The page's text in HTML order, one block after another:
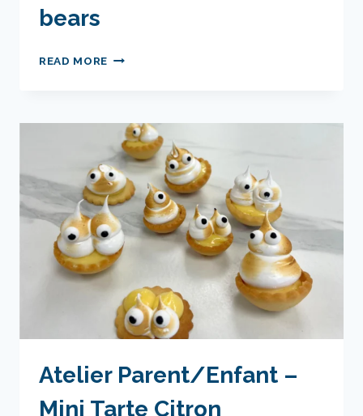
bears
READ MORE PARENT
-
MARSHMALLOW
BEARS
Atelier Parent/Enfant –
Mini Tarte Citron